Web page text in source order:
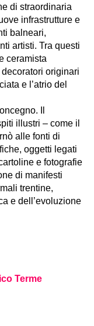
di straordinaria
infrastrutture e
balneari,
artisti. Tra questi
ceramista
originari
e l’atrio del
Il
illustri – come il
alle fonti di
oggetti legati
e fotografie
di manifesti
trentine,
e dell’evoluzione
Terme